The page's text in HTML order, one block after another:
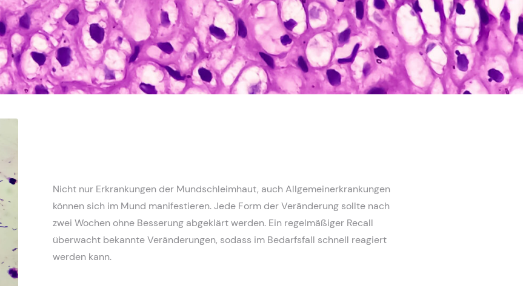
Nicht nur Erkrankungen der Mundschleimhaut, auch Allgemeinerkrankungen
können sich im Mund manifestieren. Jede Form der Veränderung sollte nach
zwei Wochen ohne Besserung abgeklärt werden. Ein regelmäßiger Recall
überwacht bekannte Veränderungen, sodass im Bedarfsfall schnell reagiert
werden kann.